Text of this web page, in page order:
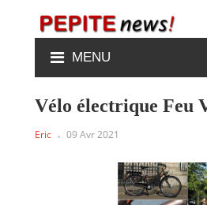
MENU
Vélo électrique Feu
Eric 09 Avr 2021